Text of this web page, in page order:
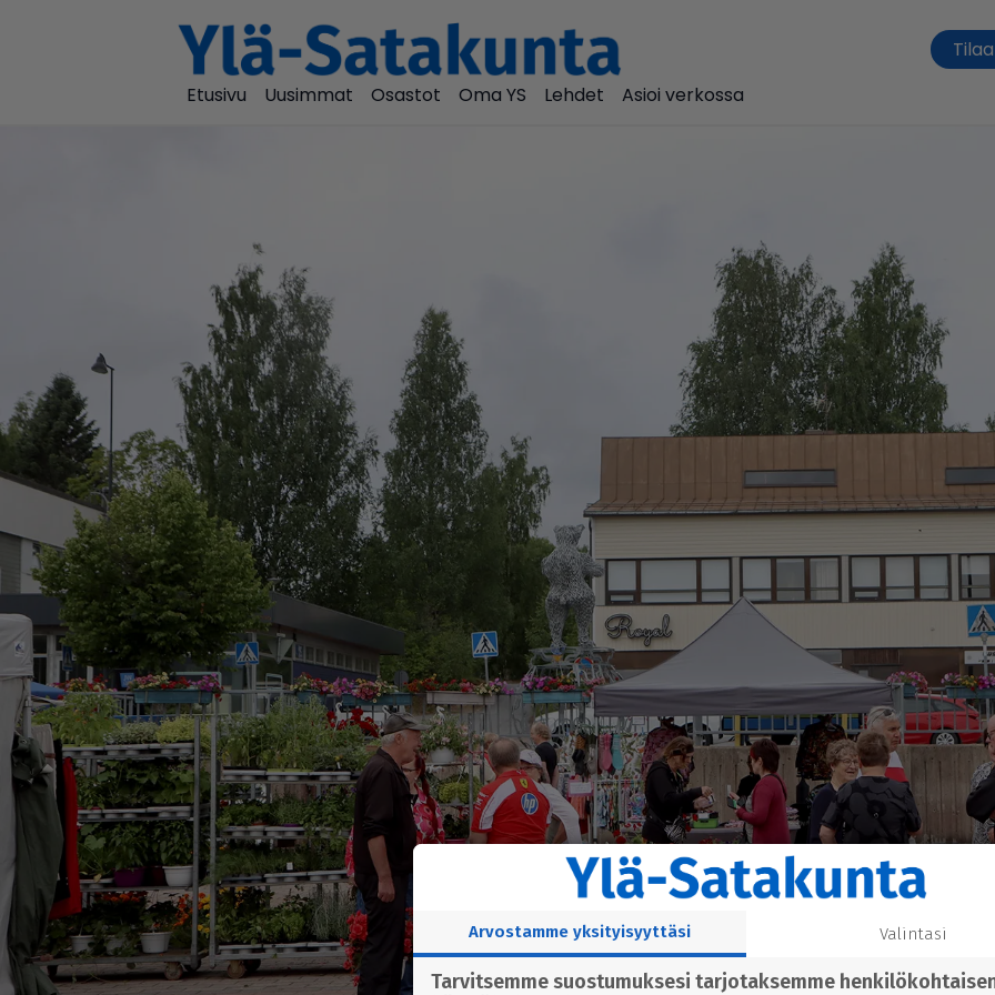
Tilaa
Etusivu
Uusimmat Osastot Oma YS Lehdet Asioi verkossa
Arvostamme yksityisyyttäsi Valintasi
Tarvitsemme suostumuksesi tarjotaksemme